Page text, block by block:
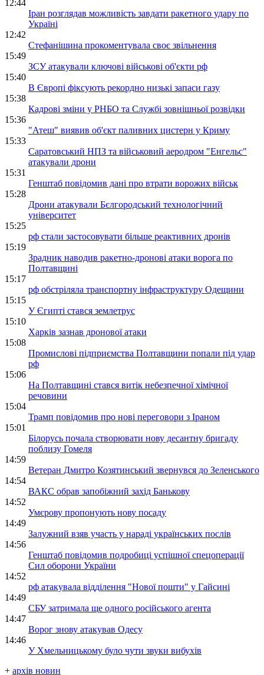
12:44
Іран розглядав можливість завдати ракетного удару по
Україні
12:42
Стефанішина прокоментувала своє звільнення
15:49
ЗСУ атакували ключові військові об'єкти рф
15:40
В Європі фіксують рекордно низькі запаси газу
15:38
Кадрові зміни у РНБО та Службі зовнішньої розвідки
15:36
"Атеш" виявив об'єкт паливних цистерн у Криму
15:33
Саратовський НПЗ та військовий аеродром "Енгельс"
атакували дрони
15:31
Генштаб повідомив дані про втрати ворожих військ
15:28
Дрони атакували Бєлгородський технологічний
університет
15:25
рф стали застосовувати більше реактивних дронів
15:19
Зрадник наводив ракетно-дронові атаки ворога по
Полтавщині
15:17
рф обстріляла транспортну інфраструктуру Одещини
15:15
У Єгипті стався землетрус
15:10
Харків зазнав дронової атаки
15:08
Промислові підприємства Полтавщини попали під удар
рф
15:06
На Полтавщині стався витік небезпечної хімічної
речовини
15:04
Трамп повідомив про нові переговори з Іраном
15:01
Білорусь почала створювати нову десантну бригаду
поблизу Гомеля
14:59
Ветеран Дмитро Козятинський звернувся до Зеленського
14:54
ВАКС обрав запобіжний захід Банькову
14:52
Умєрову пропонують нову посаду
14:49
Залужний взяв участь у нараді українських послів
14:56
Генштаб повідомив подробиці успішної спецоперації
Сил оборони України
14:52
рф атакувала відділення "Нової пошти" у Гайсині
14:49
СБУ затримала ще одного російського агента
14:47
Ворог знову атакував Одесу
14:46
У Хмельницькому було чути звуки вибухів
+ архів новин